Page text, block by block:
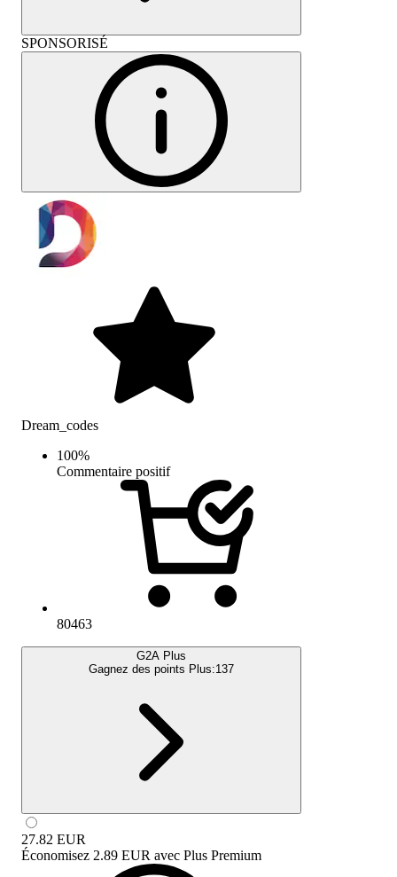
SPONSORISÉ
Dream_codes
100%
Commentaire positif
80463
G2A Plus
Gagnez des points Plus:137
27.82 EUR
Économisez 2.89 EUR avec Plus Premium